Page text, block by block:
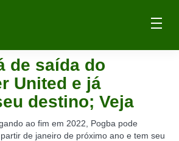
de saída do
United e já
destino; Veja
ao fim em 2022, Pogba pode
de janeiro de próximo ano e tem seu